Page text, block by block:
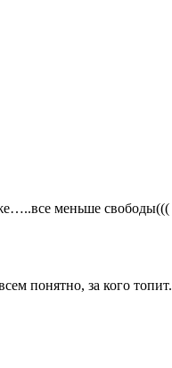
меньше свободы(((
понятно, за кого топит.